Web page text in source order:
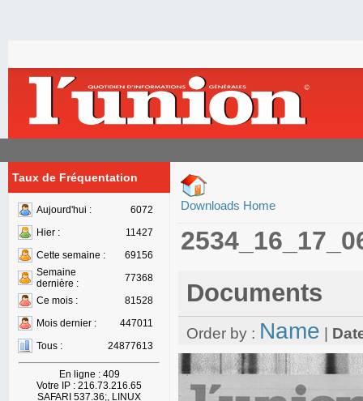
Taux de Fréquentation
Aujourd'hui :
6072
Hier :
11427
Cette semaine :
69156
Semaine
dernière :
77368
Ce mois :
81528
Mois dernier :
447011
Tous :
24877613
En ligne : 409
Votre IP : 216.73.216.65
SAFARI 537.36;, LINUX
Downloads Home
Documents
Order by : Name